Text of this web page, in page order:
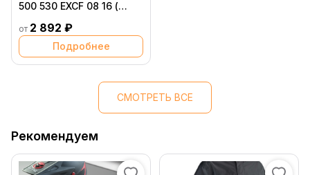
500 530 EXCF 08 16 (
от 2 892 ₽
Подробнее
СМОТРЕТЬ ВСЕ
Рекомендуем